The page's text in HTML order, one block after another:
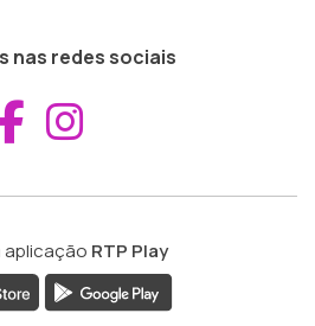
nas redes sociais
Aceder ao
aplicação RTP Play